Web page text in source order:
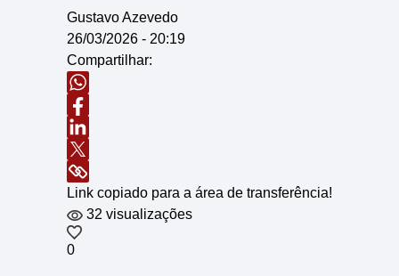
Gustavo Azevedo
26/03/2026 - 20:19
Compartilhar:
Link copiado para a área de transferência!
32 visualizações
0